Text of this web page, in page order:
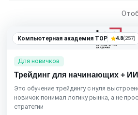
Компьютерная академия TOP 4.8(257)
Для новичков
Трейдинг для начинающих + ИИ
Это обучение трейдингу с нуля
новичок понимал логику рынка, а не
стратегии